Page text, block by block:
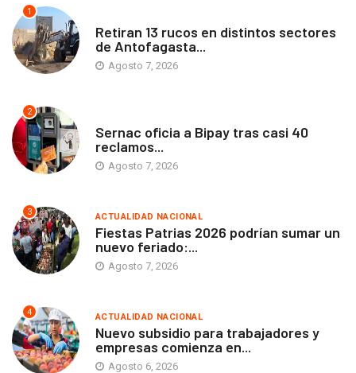
1
Retiran 13 rucos en distintos sectores
de Antofagasta...
Agosto 7, 2026
2
Sernac oficia a Bipay tras casi 40
reclamos...
Agosto 7, 2026
3 ACTUALIDAD NACIONAL
Fiestas Patrias 2026 podrían sumar un
nuevo feriado:...
Agosto 7, 2026
4 ACTUALIDAD NACIONAL
Nuevo subsidio para trabajadores y
empresas comienza en...
Agosto 6, 2026